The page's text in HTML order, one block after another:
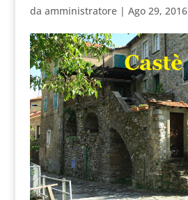
da amministratore| Ago 29, 2016